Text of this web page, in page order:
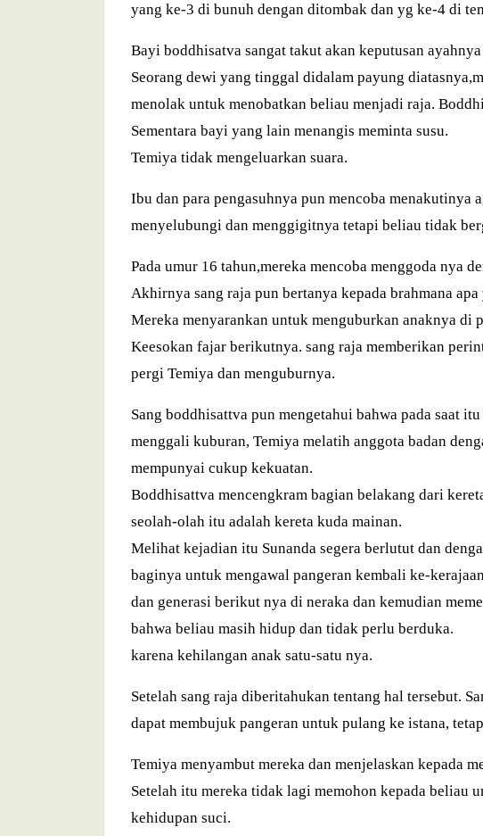
yang ke-3 di bunuh dengan ditombak dan yg ke-4 di
Bayi boddhisatva sangat takut akan keputusan
Seorang dewi yang tinggal didalam payung
menolak untuk menobatkan beliau menjadi raja.
Sementara bayi yang lain menangis meminta susu.
Temiya tidak mengeluarkan suara.
Ibu dan para pengasuhnya pun mencoba menakutinya
menyelubungi dan menggigitnya tetapi beliau tidak
Pada umur 16 tahun,mereka mencoba menggoda nya
Akhirnya sang raja pun bertanya kepada brahmana
Mereka menyarankan untuk menguburkan anaknya di
Keesokan fajar berikutnya. sang raja memberikan
pergi Temiya dan menguburnya.
Sang boddhisattva pun mengetahui bahwa pada saat
menggali kuburan, Temiya melatih anggota badan
mempunyai cukup kekuatan.
Boddhisattva mencengkram bagian belakang dari
seolah-olah itu adalah kereta kuda mainan.
Melihat kejadian itu Sunanda segera berlutut dan
baginya untuk mengawal pangeran kembali ke-
dan generasi berikut nya di neraka dan kemudian
bahwa beliau masih hidup dan tidak perlu berduka.
karena kehilangan anak satu-satu nya.
Setelah sang raja diberitahukan tentang hal tersebut.
dapat membujuk pangeran untuk pulang ke istana,
Temiya menyambut mereka dan menjelaskan kepada
Setelah itu mereka tidak lagi memohon kepada beliau
kehidupan suci.